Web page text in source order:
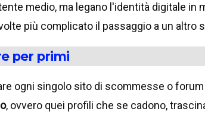
medio, ma legano l'identità digitale in
più complicato il passaggio a un altro
per primi
ogni singolo sito di scommesse o
, ovvero quei profili che se cadono,